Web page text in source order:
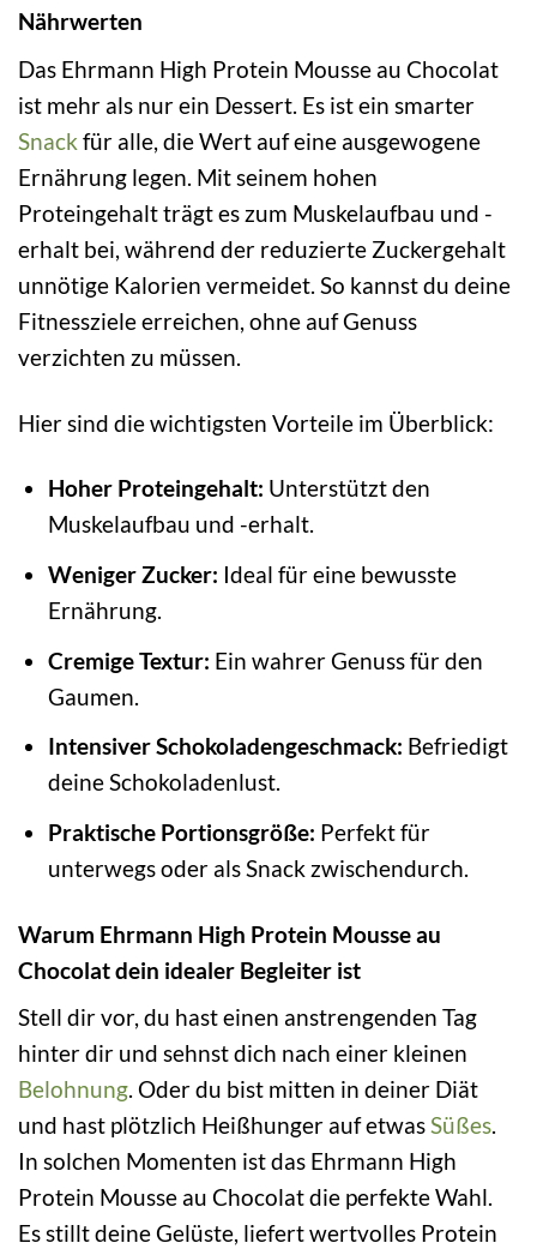
Nährwerten
Das Ehrmann High Protein Mousse au Chocolat
ist mehr als nur ein Dessert. Es ist ein smarter
Snack für alle, die Wert auf eine ausgewogene
Ernährung legen. Mit seinem hohen
Proteingehalt trägt es zum Muskelaufbau und -
erhalt bei, während der reduzierte Zuckergehalt
unnötige Kalorien vermeidet. So kannst du deine
Fitnessziele erreichen, ohne auf Genuss
verzichten zu müssen.
Hier sind die wichtigsten Vorteile im Überblick:
Hoher Proteingehalt: Unterstützt den
Muskelaufbau und -erhalt.
Weniger Zucker: Ideal für eine bewusste
Ernährung.
Cremige Textur: Ein wahrer Genuss für den
Gaumen.
Intensiver Schokoladengeschmack: Befriedigt
deine Schokoladenlust.
Praktische Portionsgröße: Perfekt für
unterwegs oder als Snack zwischendurch.
Warum Ehrmann High Protein Mousse au
Chocolat dein idealer Begleiter ist
Stell dir vor, du hast einen anstrengenden Tag
hinter dir und sehnst dich nach einer kleinen
Belohnung. Oder du bist mitten in deiner Diät
und hast plötzlich Heißhunger auf etwasSüßes.
In solchen Momenten ist das Ehrmann High
Protein Mousse au Chocolat die perfekte Wahl.
Es stillt deine Gelüste, liefert wertvolles Protein